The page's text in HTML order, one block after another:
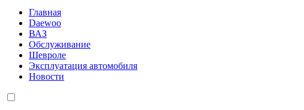
Главная
Daewoo
ВАЗ
Обслуживание
Шевроле
Эксплуатация автомобиля
Новости